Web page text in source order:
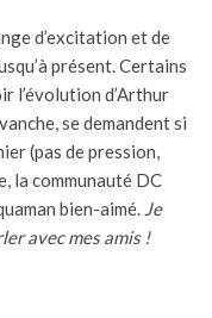
d’excitation et de
présent. Certains
l’évolution d’Arthur
se demandent si
(pas de pression,
la communauté DC
bien-aimé. Je
avec mes amis !